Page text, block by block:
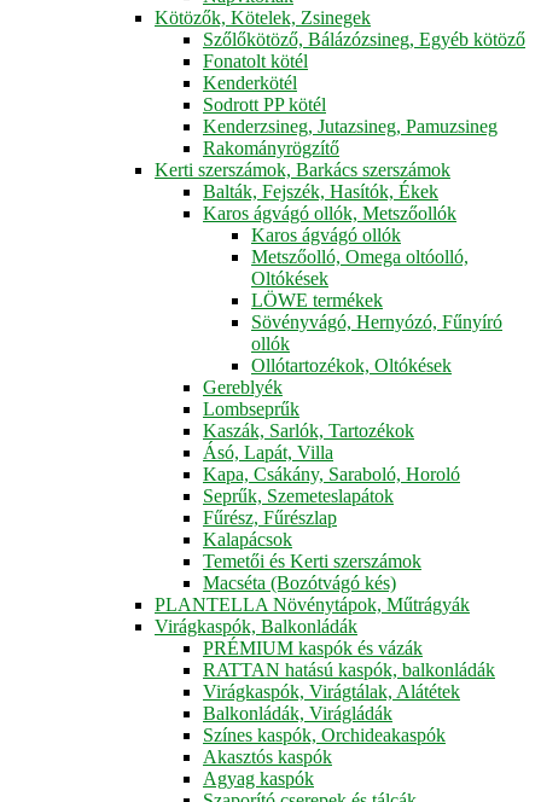
Kötözők, Kötelek, Zsinegek
Szőlőkötöző, Bálázózsineg, Egyéb kötöző
Fonatolt kötél
Kenderkötél
Sodrott PP kötél
Kenderzsineg, Jutazsineg, Pamuzsineg
Rakományrögzítő
Kerti szerszámok, Barkács szerszámok
Balták, Fejszék, Hasítók, Ékek
Karos ágvágó ollók, Metszőollók
Karos ágvágó ollók
Metszőolló, Omega oltóolló,
Oltókések
LÖWE termékek
Sövényvágó, Hernyózó, Fűnyíró
ollók
Ollótartozékok, Oltókések
Gereblyék
Lombseprűk
Kaszák, Sarlók, Tartozékok
Ásó, Lapát, Villa
Kapa, Csákány, Saraboló, Horoló
Seprűk, Szemeteslapátok
Fűrész, Fűrészlap
Kalapácsok
Temetői és Kerti szerszámok
Macséta (Bozótvágó kés)
PLANTELLA Növénytápok, Műtrágyák
Virágkaspók, Balkonládák
PRÉMIUM kaspók és vázák
RATTAN hatású kaspók, balkonládák
Virágkaspók, Virágtálak, Alátétek
Balkonládák, Virágládák
Színes kaspók, Orchideakaspók
Akasztós kaspók
Agyag kaspók